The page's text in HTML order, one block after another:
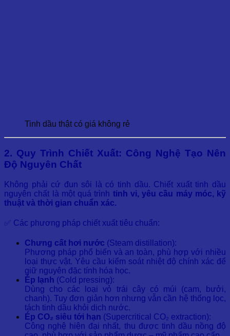
Tinh dầu thật có giá không rẻ
2. Quy Trình Chiết Xuất: Công Nghệ Tạo Nên
Độ Nguyên Chất
Không phải cứ đun sôi là có tinh dầu. Chiết xuất tinh dầu
nguyên chất là một quá trình tinh vi, yêu cầu máy móc, kỹ
thuật và thời gian chuẩn xác.
✅ Các phương pháp chiết xuất tiêu chuẩn:
Chưng cất hơi nước (Steam distillation):
Phương pháp phổ biến và an toàn, phù hợp với nhiều
loại thực vật. Yêu cầu kiểm soát nhiệt độ chính xác để
giữ nguyên đặc tính hóa học.
Ép lạnh (Cold pressing):
Dùng cho các loại vỏ trái cây có múi (cam, bưởi,
chanh). Tuy đơn giản hơn nhưng vẫn cần hệ thống lọc,
tách tinh dầu khỏi dịch nước.
Ép CO₂ siêu tới hạn (Supercritical CO₂ extraction):
Công nghệ hiện đại nhất, thu được tinh dầu nồng độ